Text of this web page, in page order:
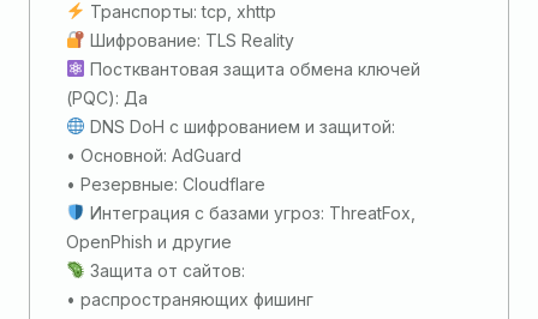
Транспорты: tcp, xhttp
Шифрование: TLS Reality
Постквантовая защита обмена ключей
(PQC): Да
DNS DoH c шифрованием и защитой:
• Основной: AdGuard
• Резервные: Cloudflare
Интеграция с базами угроз: ThreatFox,
OpenPhish и другие
Защита от сайтов:
• распространяющих фишинг